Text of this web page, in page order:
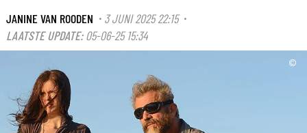
JANINE VAN ROODEN · 3 JUNI 2025 22:15·
LAATSTE UPDATE: 05-06-25 15:34
©